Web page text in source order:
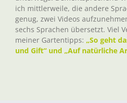
ich mittlerweile, die andere
genug, zwei Videos
sechs Sprachen übersetzt. Viel
meiner Gartentipps: „So geht
und Gift“ und „Auf natürliche